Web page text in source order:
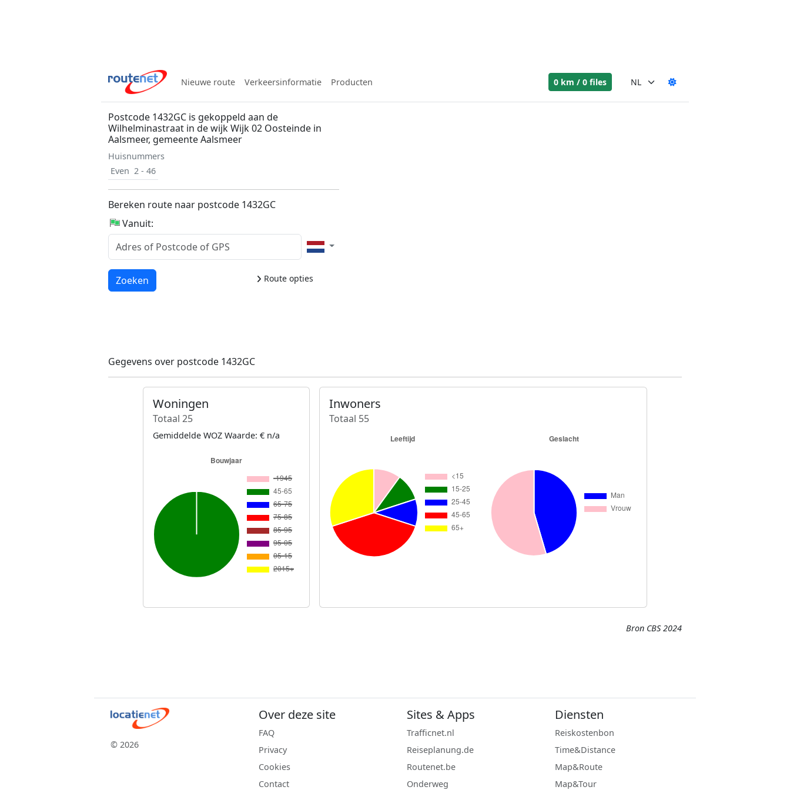
Nieuwe route Verkeersinformatie Producten 0 km / 0 files
Postcode 1432GC is gekoppeld aan de
Wilhelminastraat in de wijk Wijk 02 Oosteinde in
Aalsmeer, gemeente Aalsmeer
Huisnummers
Even 2 - 46
Bereken route naar postcode 1432GC
Vanuit:
Route opties
Laden...
Zoeken
Gegevens over postcode 1432GC
Woningen
Totaal 25
Gemiddelde WOZ Waarde: € n/a
Inwoners
Totaal 55
Bron CBS 2024
© 2026
Over deze site
FAQ
Privacy
Cookies
Contact
Sites & Apps
Trafficnet.nl
Reiseplanung.de
Routenet.be
Onderweg
Diensten
Reiskostenbon
Time&Distance
Map&Route
Map&Tour